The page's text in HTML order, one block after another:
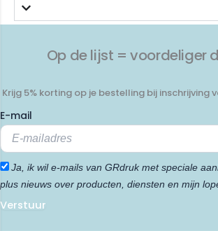
Op de lijst = voordeliger
Krijg 5% korting op je bestelling bij inschrijving
E-mail
Ja, ik wil e-mails van GRdruk met speciale
plus nieuws over producten, diensten en mijn
Verstuur